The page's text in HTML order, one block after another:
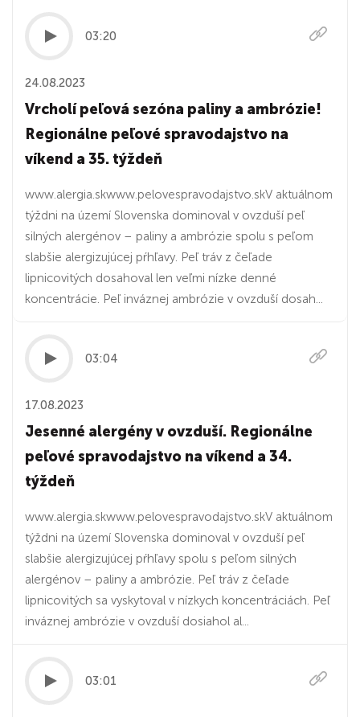
03:20
24.08.2023
Vrcholí peľová sezóna paliny a ambrózie!
Regionálne peľové spravodajstvo na
víkend a 35. týždeň
www.alergia.skwww.pelovespravodajstvo.skV aktuálnom
týždni na území Slovenska dominoval v ovzduší peľ
silných alergénov – paliny a ambrózie spolu s peľom
slabšie alergizujúcej pŕhľavy. Peľ tráv z čeľade
lipnicovitých dosahoval len veľmi nízke denné
koncentrácie. Peľ inváznej ambrózie v ovzduší dosah...
03:04
17.08.2023
Jesenné alergény v ovzduší. Regionálne
peľové spravodajstvo na víkend a 34.
týždeň
www.alergia.skwww.pelovespravodajstvo.skV aktuálnom
týždni na území Slovenska dominoval v ovzduší peľ
slabšie alergizujúcej pŕhľavy spolu s peľom silných
alergénov – paliny a ambrózie. Peľ tráv z čeľade
lipnicovitých sa vyskytoval v nízkych koncentráciách. Peľ
inváznej ambrózie v ovzduší dosiahol al...
03:01